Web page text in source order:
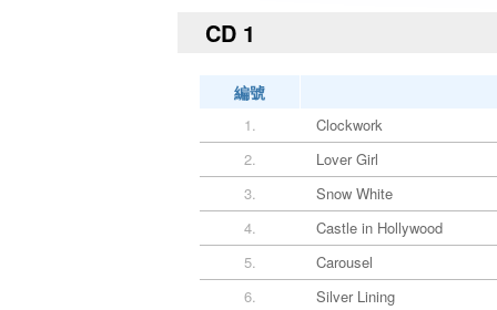
CD 1
編號
1.
Clockwork
2.
Lover Girl
3.
Snow White
4.
Castle in Hollywood
5.
Carousel
6.
Silver Lining